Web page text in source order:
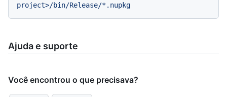
project>/bin/Release/*.nupkg
Ajuda e suporte
Você encontrou o que precisava?